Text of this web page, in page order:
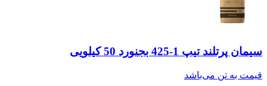
سیمان پرتلند تیپ 1-425 بجنورد 50 کیلویی
قیمت بهتنمی‌باشد